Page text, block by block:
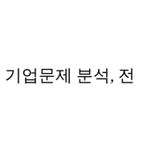
업문제 분석, 전